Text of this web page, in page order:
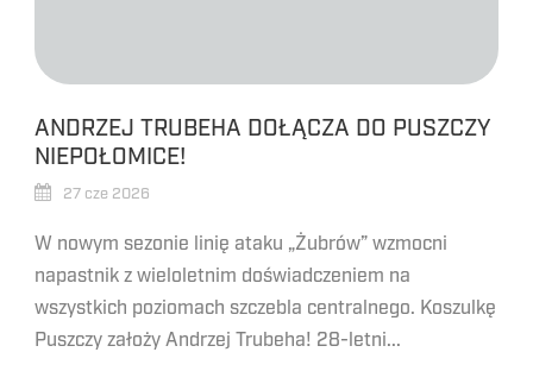
ANDRZEJ TRUBEHA DOŁĄCZA DO PUSZCZY
NIEPOŁOMICE!
27 cze 2026
W nowym sezonie linię ataku „Żubrów” wzmocni
napastnik z wieloletnim doświadczeniem na
wszystkich poziomach szczebla centralnego. Koszulkę
Puszczy założy Andrzej Trubeha! 28-letni...